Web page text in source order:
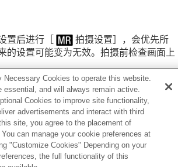
置后进行 拍摄设置］
，会优先所
的设置可能变为无效。拍摄前检查画面上
Necessary Cookies to operate this website.
essential, and will always remain active.
Cookies to improve site functionality,
advertisements and interact with third
site, you agree to the placement of
can manage your cookie preferences at
"Customize Cookies" Depending on your
the full functionality of this